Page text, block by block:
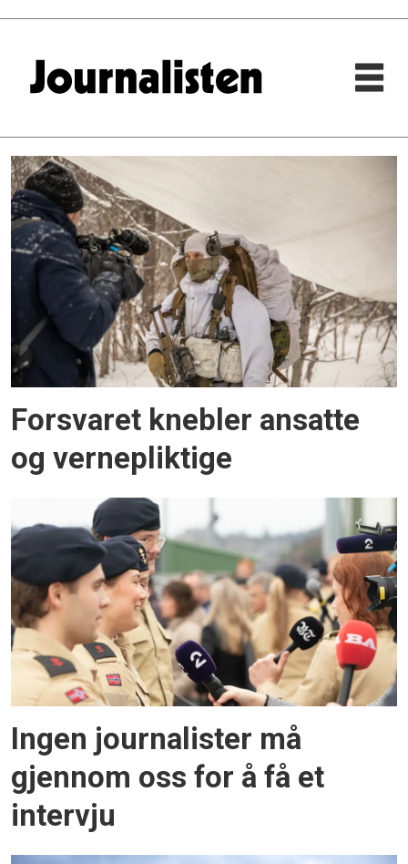
Tag:
forsvaret
Forsvaret knebler ansatte
og vernepliktige
Ingen journalister må
gjennom oss for å få et
intervju